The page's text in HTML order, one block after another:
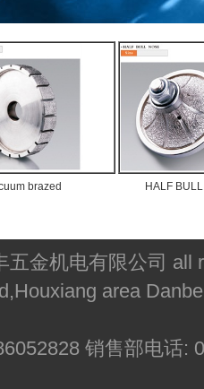
HALF BULL NOSE
金机电有限公司 all
area
销售部电话: